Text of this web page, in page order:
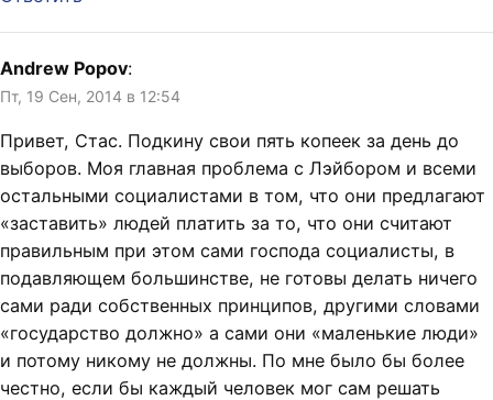
Andrew Popov:
Пт, 19 Сен, 2014 в 12:54
Привет, Стас. Подкину свои пять копеек за день до
выборов. Моя главная проблема с Лэйбором и всеми
остальными социалистами в том, что они предлагают
«заставить» людей платить за то, что они считают
правильным при этом сами господа социалисты, в
подавляющем большинстве, не готовы делать ничего
сами ради собственных принципов, другими словами
«государство должно» а сами они «маленькие люди»
и потому никому не должны. По мне было бы более
честно, если бы каждый человек мог сам решать